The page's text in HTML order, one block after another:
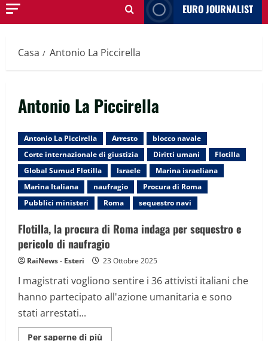
EURO JOURNALIST
Casa Antonio La Piccirella
Antonio La Piccirella
Antonio La Piccirella Arresto
blocco navale
Corte internazionale di giustizia
Diritti umani
Flotilla
Global Sumud Flotilla
Israele
Marina israeliana
Marina Italiana
naufragio
Procura di Roma
Pubblici ministeri
Roma sequestro navi
Flotilla, la procura di Roma indaga per sequestro e
pericolo di naufragio
RaiNews - Esteri 23 Ottobre 2025
I magistrati vogliono sentire i 36 attivisti italiani che
hanno partecipato all'azione umanitaria e sono
stati arrestati...
Per saperne di più